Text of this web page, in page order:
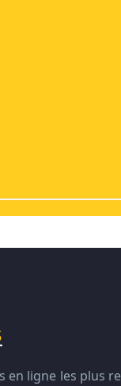
en ligne les plus